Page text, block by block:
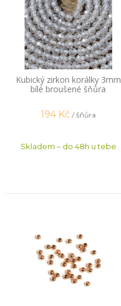
Kubický zirkon korálky 3mm
bílé broušené šňůra
194 Kč / šňůra
Skladem – do 48h u tebe